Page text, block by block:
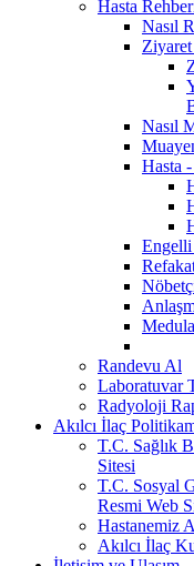
Hasta
Nasıl
Nasıl
Hasta
Engelli
Randevu Al
Laboratuvar
Radyoloji
Akılcı İlaç
T.C. Sağlık
Sitesi
T.C. Sosyal
Resmi Web
Hastanemiz
Akılcı İlaç